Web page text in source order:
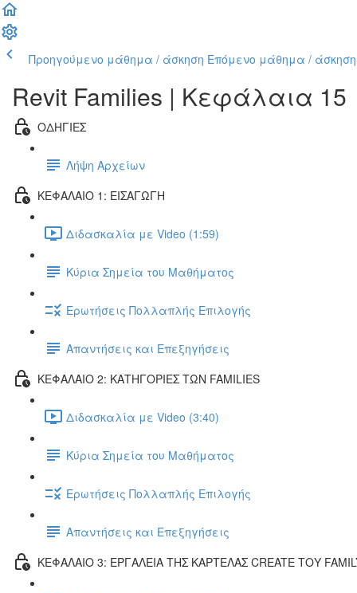
Προηγούμενο μάθημα / άσκηση Επόμενο μάθημα / άσκηση
Revit Families | Kεφάλαια 15
ΟΔΗΓΙΕΣ
Λήψη Αρχείων
ΚΕΦΑΛΑΙΟ 1: ΕΙΣΑΓΩΓΗ
Διδασκαλία με Video (1:59)
Κύρια Σημεία του Μαθήματος
Ερωτήσεις Πολλαπλής Επιλογής
Απαντήσεις και Επεξηγήσεις
ΚΕΦΑΛΑΙΟ 2: ΚΑΤΗΓΟΡΙΕΣ ΤΩΝ FAMILIES
Διδασκαλία με Video (3:40)
Κύρια Σημεία του Μαθήματος
Ερωτήσεις Πολλαπλής Επιλογής
Απαντήσεις και Επεξηγήσεις
ΚΕΦΑΛΑΙΟ 3: ΕΡΓΑΛΕΙΑ ΤΗΣ ΚΑΡΤΕΛΑΣ CREATE ΤΟΥ